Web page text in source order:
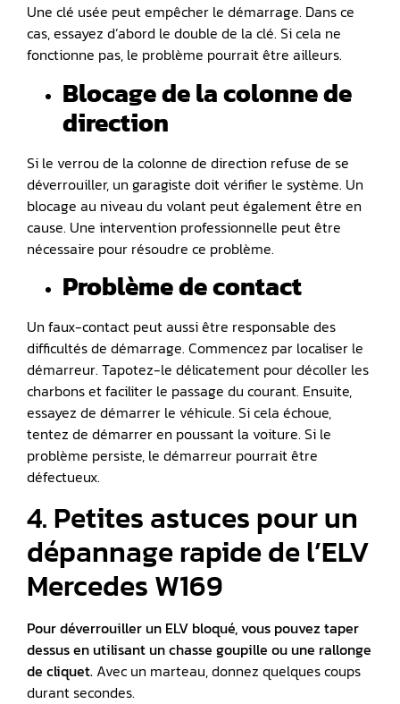
Une clé usée peut empêcher le démarrage. Dans ce
cas, essayez d’abord le double de la clé. Si cela ne
fonctionne pas, le problème pourrait être ailleurs.
Blocage de la colonne de
direction
Si le verrou de la colonne de direction refuse de se
déverrouiller, un garagiste doit vérifier le système. Un
blocage au niveau du volant peut également être en
cause. Une intervention professionnelle peut être
nécessaire pour résoudre ce problème.
Problème de contact
Un faux-contact peut aussi être responsable des
difficultés de démarrage. Commencez par localiser le
démarreur. Tapotez-le délicatement pour décoller les
charbons et faciliter le passage du courant. Ensuite,
essayez de démarrer le véhicule. Si cela échoue,
tentez de démarrer en poussant la voiture. Si le
problème persiste, le démarreur pourrait être
défectueux.
4. Petites astuces pour un
dépannage rapide de l’ELV
Mercedes W169
Pour déverrouiller un ELV bloqué, vous pouvez taper
dessus en utilisant un chasse goupille ou une rallonge
de cliquet. Avec un marteau, donnez quelques coups
durant secondes.